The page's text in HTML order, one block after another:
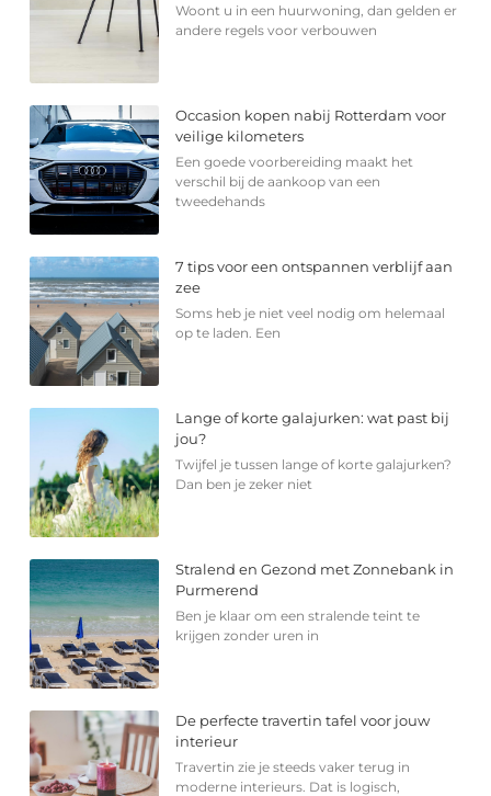
Woont u in een huurwoning, dan gelden er
andere regels voor verbouwen
Occasion kopen nabij Rotterdam voor
veilige kilometers
Een goede voorbereiding maakt het
verschil bij de aankoop van een
tweedehands
7 tips voor een ontspannen verblijf aan
zee
Soms heb je niet veel nodig om helemaal
op te laden. Een
Lange of korte galajurken: wat past bij
jou?
Twijfel je tussen lange of korte galajurken?
Dan ben je zeker niet
Stralend en Gezond met Zonnebank in
Purmerend
Ben je klaar om een stralende teint te
krijgen zonder uren in
De perfecte travertin tafel voor jouw
interieur
Travertin zie je steeds vaker terug in
moderne interieurs. Dat is logisch,